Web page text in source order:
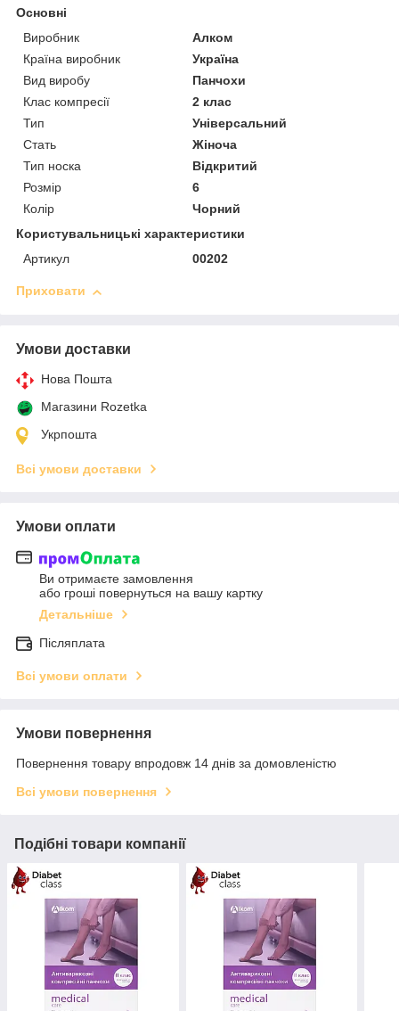
Основні
Виробник
Алком
Країна виробник
Україна
Вид виробу
Панчохи
Клас компресії
2 клас
Тип
Універсальний
Стать
Жіноча
Тип носка
Відкритий
Розмір
6
Колір
Чорний
Користувальницькі характеристики
Артикул
00202
Приховати
Умови доставки
Нова Пошта
Магазини Rozetka
Укрпошта
Всі умови доставки
Умови оплати
Ви отримаєте замовлення
або гроші повернуться на вашу картку
Детальніше
Післяплата
Всі умови оплати
Умови повернення
Повернення товару впродовж 14 днів за домовленістю
Всі умови повернення
Подібні товари компанії